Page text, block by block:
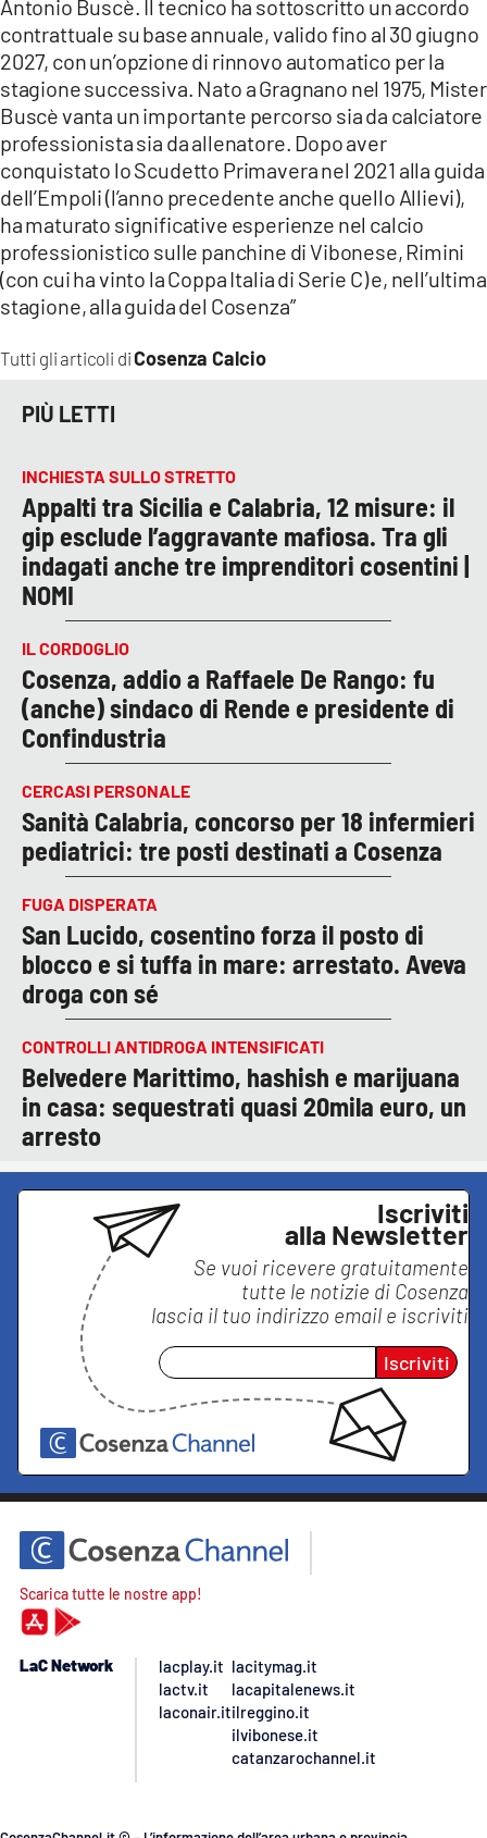
Tutti gli articoli diCosenza Calcio
Antonio Buscè. Il tecnico ha sottoscritto un accordo
contrattuale su base annuale, valido fino al 30 giugno
2027, con un’opzione di rinnovo automatico per la
stagione successiva. Nato a Gragnano nel 1975, Mister
Buscè vanta un importante percorso sia da calciatore
professionista sia da allenatore. Dopo aver
conquistato lo Scudetto Primavera nel 2021 alla guida
dell’Empoli (l’anno precedente anche quello Allievi),
ha maturato significative esperienze nel calcio
professionistico sulle panchine di Vibonese, Rimini
(con cui ha vinto la Coppa Italia di Serie C) e, nell’ultima
stagione, alla guida del Cosenza”
PIÙ LETTI
INCHIESTA SULLO STRETTO
Appalti tra Sicilia e Calabria, 12 misure: il
gip esclude l’aggravante mafiosa. Tra gli
indagati anche tre imprenditori cosentini |
NOMI
IL CORDOGLIO
Cosenza, addio a Raffaele De Rango: fu
(anche) sindaco di Rende e presidente di
Confindustria
CERCASI PERSONALE
Sanità Calabria, concorso per 18 infermieri
pediatrici: tre posti destinati a Cosenza
FUGA DISPERATA
San Lucido, cosentino forza il posto di
blocco e si tuffa in mare: arrestato. Aveva
droga con sé
CONTROLLI ANTIDROGA INTENSIFICATI
Belvedere Marittimo, hashish e marijuana
in casa: sequestrati quasi 20mila euro, un
arresto
Iscriviti
alla Newsletter
Se vuoi ricevere gratuitamente
tutte le notizie di Cosenza
lascia il tuo indirizzo email e iscriviti
Iscriviti
Scarica tutte le nostre app!
LaC Network
lacplay.it
lactv.it
laconair.it
lacitymag.it
lacapitalenews.it
ilreggino.it
ilvibonese.it
catanzarochannel.it